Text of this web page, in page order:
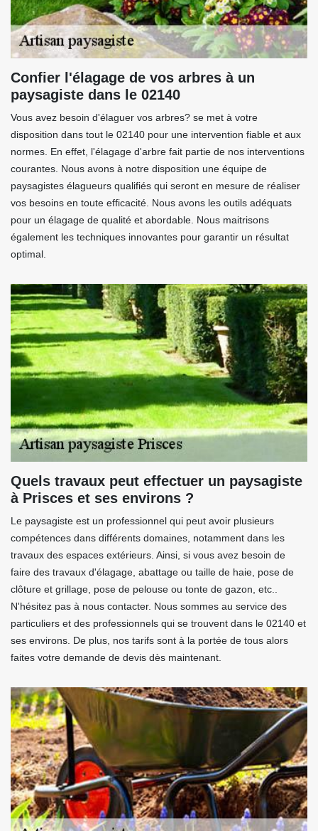
Confier l'élagage de vos arbres à un
paysagiste dans le 02140
Vous avez besoin d'élaguer vos arbres? se met à votre
disposition dans tout le 02140 pour une intervention fiable et aux
normes. En effet, l'élagage d'arbre fait partie de nos interventions
courantes. Nous avons à notre disposition une équipe de
paysagistes élagueurs qualifiés qui seront en mesure de réaliser
vos besoins en toute efficacité. Nous avons les outils adéquats
pour un élagage de qualité et abordable. Nous maitrisons
également les techniques innovantes pour garantir un résultat
optimal.
Quels travaux peut effectuer un paysagiste
à Prisces et ses environs ?
Le paysagiste est un professionnel qui peut avoir plusieurs
compétences dans différents domaines, notamment dans les
travaux des espaces extérieurs. Ainsi, si vous avez besoin de
faire des travaux d'élagage, abattage ou taille de haie, pose de
clôture et grillage, pose de pelouse ou tonte de gazon, etc..
N'hésitez pas à nous contacter. Nous sommes au service des
particuliers et des professionnels qui se trouvent dans le 02140 et
ses environs. De plus, nos tarifs sont à la portée de tous alors
faites votre demande de devis dès maintenant.